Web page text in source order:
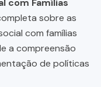
com Famílias
sobre as
com famílias
a compreensão
de políticas